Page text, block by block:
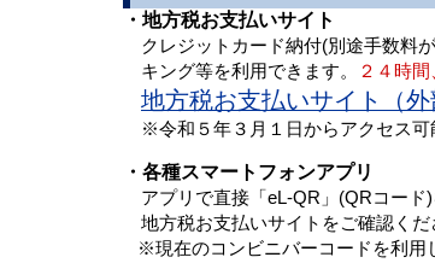
・地方税お支払いサイト
クレジットカード納付(別途手数料
キング等を利用できます。
２４時
地方税お支払いサイト（外
※令和５年３月１日からアクセス可
・各種スマートフォンアプリ
アプリで直接「eL-QR」(QRコード
地方税お支払いサイトをご確認くだ
※現在のコンビニバーコードを利用